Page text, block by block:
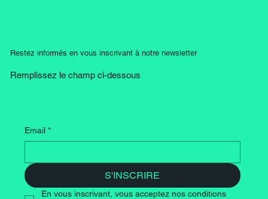
Restez informés en vous inscrivant à notre newsletter
Remplissez le champ ci-dessous
Email *
S'INSCRIRE
En vous inscrivant, vous acceptez nos conditions